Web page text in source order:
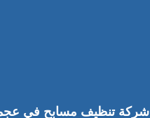
شركة تنظيف مسابح في